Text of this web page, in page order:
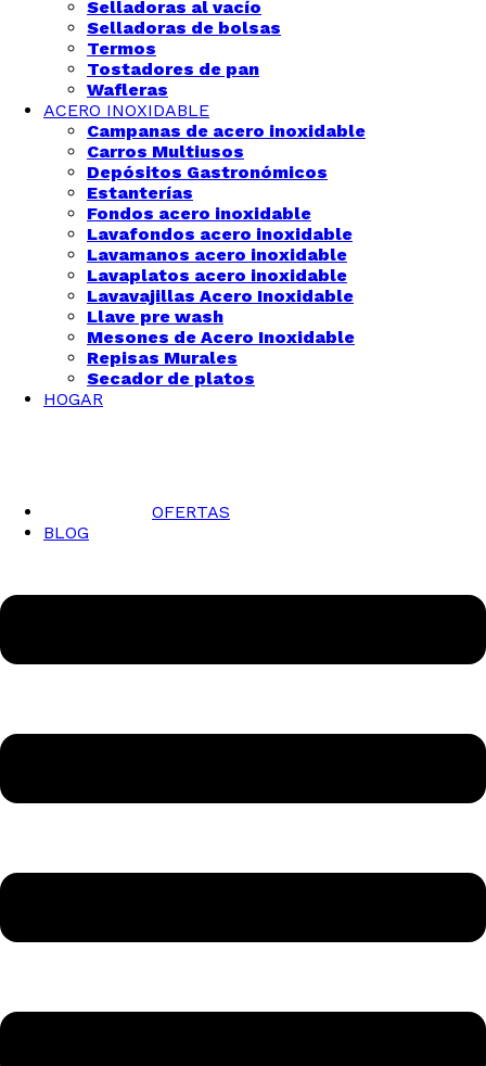
Selladoras al vacío
Selladoras de bolsas
Termos
Tostadores de pan
Wafleras
ACERO INOXIDABLE
Campanas de acero inoxidable
Carros Multiusos
Depósitos Gastronómicos
Estanterías
Fondos acero inoxidable
Lavafondos acero inoxidable
Lavamanos acero inoxidable
Lavaplatos acero inoxidable
Lavavajillas Acero Inoxidable
Llave pre wash
Mesones de Acero Inoxidable
Repisas Murales
Secador de platos
HOGAR
OFERTAS
BLOG